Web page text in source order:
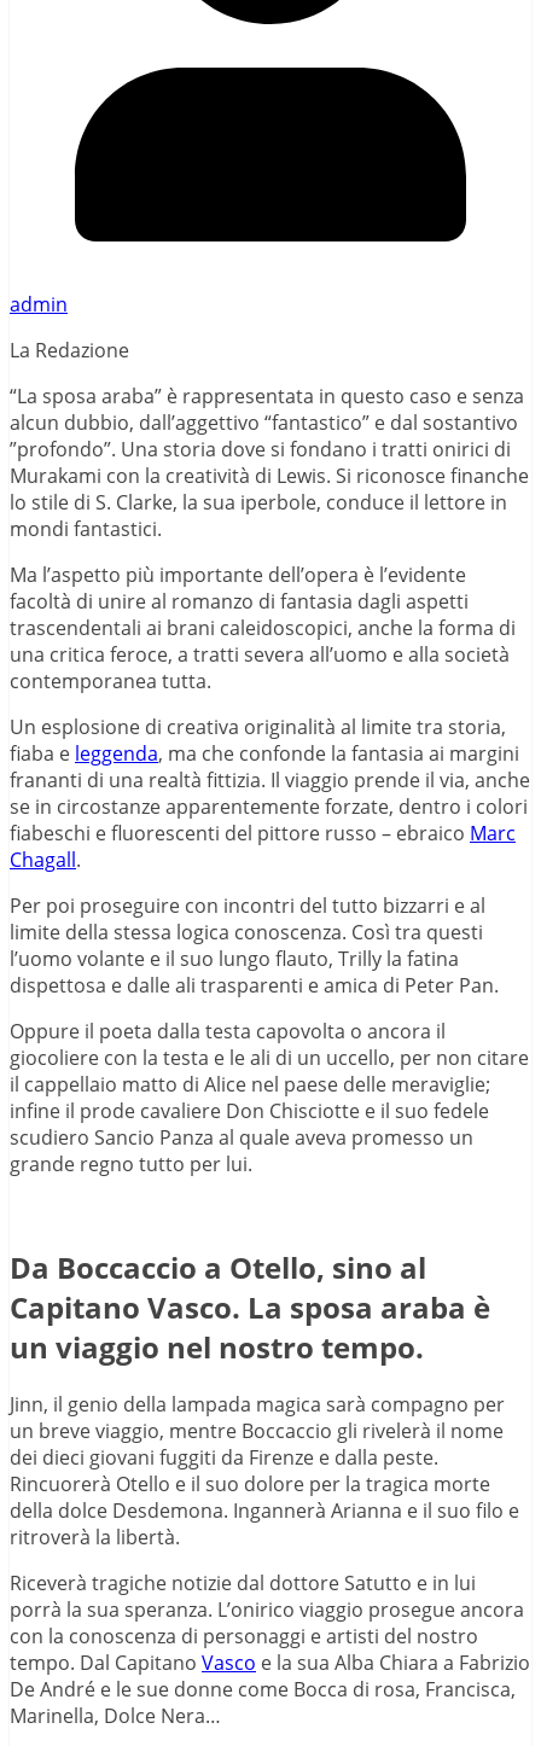
admin
La Redazione
“La sposa araba” è rappresentata in questo caso e senza
alcun dubbio, dall’aggettivo “fantastico” e dal sostantivo
”profondo”. Una storia dove si fondano i tratti onirici di
Murakami con la creatività di Lewis. Si riconosce finanche
lo stile di S. Clarke, la sua iperbole, conduce il lettore in
mondi fantastici.
Ma l’aspetto più importante dell’opera è l’evidente
facoltà di unire al romanzo di fantasia dagli aspetti
trascendentali ai brani caleidoscopici, anche la forma di
una critica feroce, a tratti severa all’uomo e alla società
contemporanea tutta.
Un esplosione di creativa originalità al limite tra storia,
fiaba e leggenda, ma che confonde la fantasia ai margini
frananti di una realtà fittizia. Il viaggio prende il via, anche
se in circostanze apparentemente forzate, dentro i colori
fiabeschi e fluorescenti del pittore russo – ebraico Marc
Chagall.
Per poi proseguire con incontri del tutto bizzarri e al
limite della stessa logica conoscenza. Così tra questi
l’uomo volante e il suo lungo flauto, Trilly la fatina
dispettosa e dalle ali trasparenti e amica di Peter Pan.
Oppure il poeta dalla testa capovolta o ancora il
giocoliere con la testa e le ali di un uccello, per non citare
il cappellaio matto di Alice nel paese delle meraviglie;
infine il prode cavaliere Don Chisciotte e il suo fedele
scudiero Sancio Panza al quale aveva promesso un
grande regno tutto per lui.
Da Boccaccio a Otello, sino al
Capitano Vasco. La sposa araba è
un viaggio nel nostro tempo.
Jinn, il genio della lampada magica sarà compagno per
un breve viaggio, mentre Boccaccio gli rivelerà il nome
dei dieci giovani fuggiti da Firenze e dalla peste.
Rincuorerà Otello e il suo dolore per la tragica morte
della dolce Desdemona. Ingannerà Arianna e il suo filo e
ritroverà la libertà.
Riceverà tragiche notizie dal dottore Satutto e in lui
porrà la sua speranza. L’onirico viaggio prosegue ancora
con la conoscenza di personaggi e artisti del nostro
tempo. Dal Capitano Vasco e la sua Alba Chiara a Fabrizio
De André e le sue donne come Bocca di rosa, Francisca,
Marinella, Dolce Nera…